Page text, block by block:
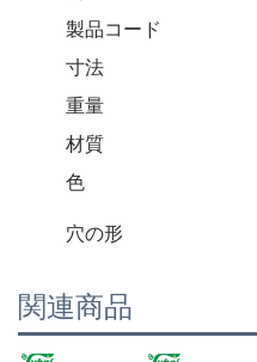
製品コード
寸法
重量
材質
色
穴の形
関連商品